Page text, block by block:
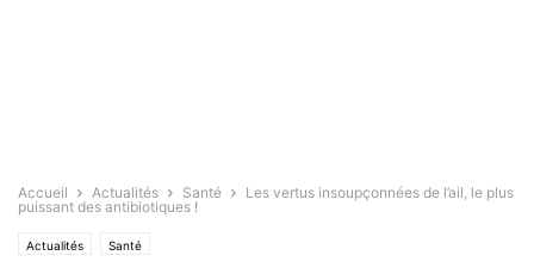
Accueil Actualités Santé
Les vertus insoupçonnées de l’ail, le plus
puissant des antibiotiques !
Actualités Santé